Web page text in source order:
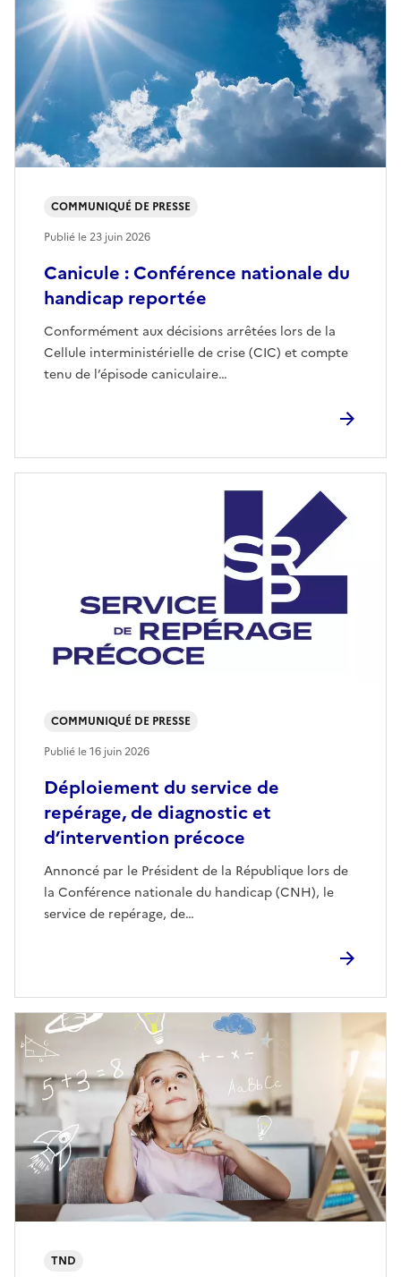
Canicule : Conférence nationale du
handicap reportée
Conformément aux décisions arrêtées lors de la
Cellule interministérielle de crise (CIC) et compte
tenu de l’épisode caniculaire…
COMMUNIQUÉ DE PRESSE
Publié le23 juin 2026
Déploiement du service de
repérage, de diagnostic et
d’intervention précoce
Annoncé par le Président de la République lors de
la Conférence nationale du handicap (CNH), le
service de repérage, de…
COMMUNIQUÉ DE PRESSE
Publié le16 juin 2026
TND